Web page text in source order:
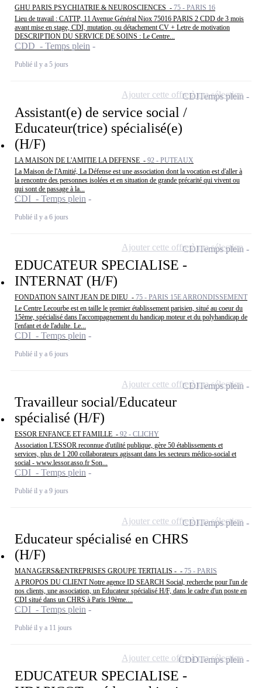
GHU PARIS PSYCHIATRIE & NEUROSCIENCES - 75 - PARIS 16
Lieu de travail : CATTP, 11 Avenue Général Niox 75016 PARIS 2 CDD de 3 mois
avant mise en stage, CDI, mutation, ou détachement CV + Letre de motivation
DESCRIPTION DU SERVICE DE SOINS : Le Centre...
CDD - Temps plein
Publié il y a 5 jours
Assistant(e) de service social /
Educateur(trice) spécialisé(e)
(H/F)
LA MAISON DE L'AMITIE LA DEFENSE - 92 - PUTEAUX
La Maison de l'Amitié, La Défense est une association dont la vocation est d'aller à
la rencontre des personnes isolées et en situation de grande précarité qui vivent ou
qui sont de passage à la...
CDI - Temps plein
Publié il y a 6 jours
CDITemps plein
Ajouter cette offre à ma sélection
EDUCATEUR SPECIALISE -
INTERNAT (H/F)
FONDATION SAINT JEAN DE DIEU - 75 - PARIS 15E ARRONDISSEMENT
Le Centre Lecourbe est en taille le premier établissement parisien, situé au coeur du
15ème, spécialisé dans l'accompagnement du handicap moteur et du polyhandicap de
l'enfant et de l'adulte. Le...
CDI - Temps plein
Publié il y a 6 jours
CDITemps plein
Ajouter cette offre à ma sélection
Travailleur social/Educateur
spécialisé (H/F)
ESSOR ENFANCE ET FAMILLE - 92 - CLICHY
Association L'ESSOR reconnue d'utilité publique, gère 50 établissements et
services, plus de 1 200 collaborateurs agissant dans les secteurs médico-social et
social - www.lessor.asso.fr Son...
CDI - Temps plein
Publié il y a 9 jours
CDITemps plein
Ajouter cette offre à ma sélection
Educateur spécialisé en CHRS
(H/F)
MANAGERS&ENTREPRISES GROUPE TERTIALIS - - 75 - PARIS
A PROPOS DU CLIENT Notre agence ID SEARCH Social, recherche pour l'un de
nos clients, une association, un Educateur spécialisé H/F, dans le cadre d'un poste en
CDI situé dans un CHRS à Paris 19ème....
CDI - Temps plein
Publié il y a 11 jours
CDITemps plein
Ajouter cette offre à ma sélection
EDUCATEUR SPECIALISE -
CDDTemps plein
Ajouter cette offre à ma sélection